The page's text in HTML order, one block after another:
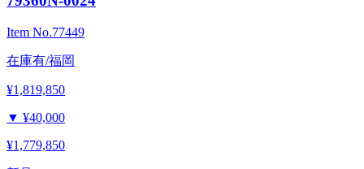
Item No.77449
在庫有/福岡
¥1,819,850
▼ ¥40,000
¥1,779,850